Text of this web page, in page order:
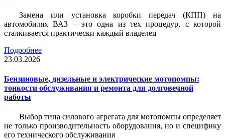
Замена или установка коробки передач (КПП) на
автомобилях ВАЗ – это одна из тех процедур, с которой
сталкивается практически каждый владелец
Подробнее
23.03.2026
Бензиновые, дизельные и электрические мотопомпы:
тонкости обслуживания и ремонта для долговечной
работы
Выбор типа силового агрегата для мотопомпы определяет
не только производительность оборудования, но и специфику
его технического обслуживания